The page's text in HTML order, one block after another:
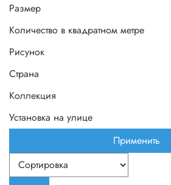
Размер
Количество в квадратном метре
Рисунок
Страна
Коллекция
Установка на улице
Применить